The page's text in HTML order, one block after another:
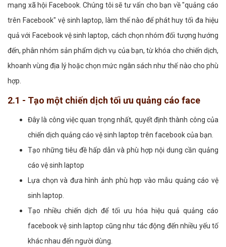
mạng xã hội Facebook. Chúng tôi sẽ tư vấn cho bạn về "quảng cáo
trên Facebook" vệ sinh laptop, làm thế nào để phát huy tối đa hiệu
quả với Facebook vệ sinh laptop, cách chọn nhóm đối tượng hướng
đến, phân nhóm sản phẩm dịch vụ của bạn, từ khóa cho chiến dịch,
khoanh vùng địa lý hoặc chọn mức ngân sách như thế nào cho phù
hợp.
2.1 - Tạo một chiến dịch tối ưu quảng cáo face
Đây là công việc quan trọng nhất, quyết định thành công của
chiến dịch quảng cáo vệ sinh laptop trên facebook của bạn.
Tạo những tiêu đề hấp dẫn và phù hợp nội dung cần quảng
cáo vệ sinh laptop
Lựa chọn và đưa hình ảnh phù hợp vào mẫu quảng cáo vệ
sinh laptop.
Tạo nhiều chiến dịch để tối ưu hóa hiệu quả quảng cáo
facebook vệ sinh laptop cũng như tác động đến nhiều yếu tố
khác nhau đến người dùng.